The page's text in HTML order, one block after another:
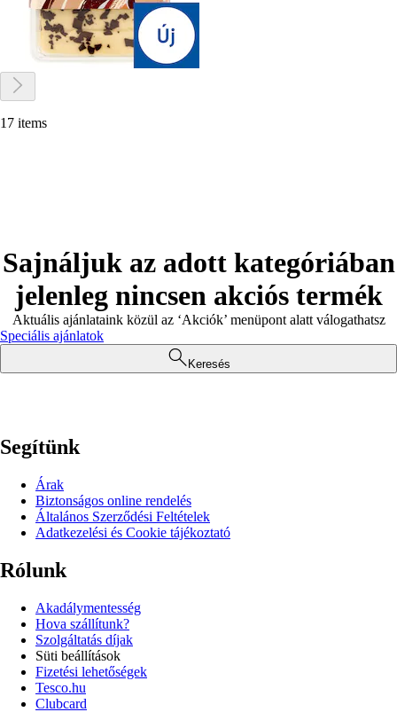
17 items
Sajnáljuk az adott kategóriában
jelenleg nincsen akciós termék
Aktuális ajánlataink közül az ‘Akciók’ menüpont alatt válogathatsz
Speciális ajánlatok
Keresés
Segítünk
Árak
Biztonságos online rendelés
Általános Szerződési Feltételek
Adatkezelési és Cookie tájékoztató
Rólunk
Akadálymentesség
Hova szállítunk?
Szolgáltatás díjak
Süti beállítások
Fizetési lehetőségek
Tesco.hu
Clubcard